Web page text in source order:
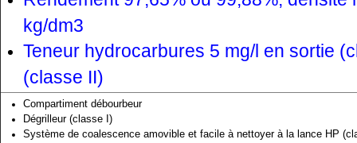
kg/dm3
Teneur hydrocarbures 5 mg/l en sortie
(classe II)
Compartiment débourbeur
Dégrilleur (classe I)
Système de coalescence amovible et facile à nettoyer à la lance HP